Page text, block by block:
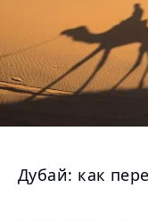
Дубай: как